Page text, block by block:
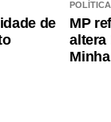
de
POLÍTICA
MP
altera